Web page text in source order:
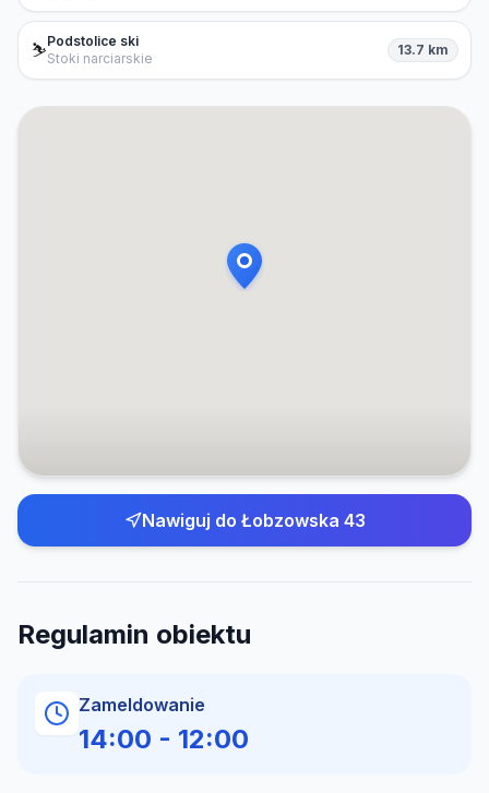
⛷️Podstolice ski
Stoki narciarskie
13.7 km
Nawiguj do Łobzowska 43
Regulamin obiektu
Zameldowanie
14:00 - 12:00